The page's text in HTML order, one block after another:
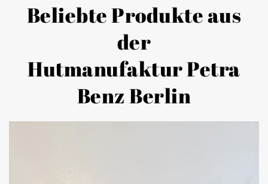
Beliebte Produkte aus
der
Hutmanufaktur Petra
Benz Berlin